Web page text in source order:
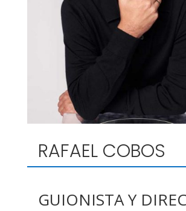
RAFAEL COBOS
GUIONISTA Y